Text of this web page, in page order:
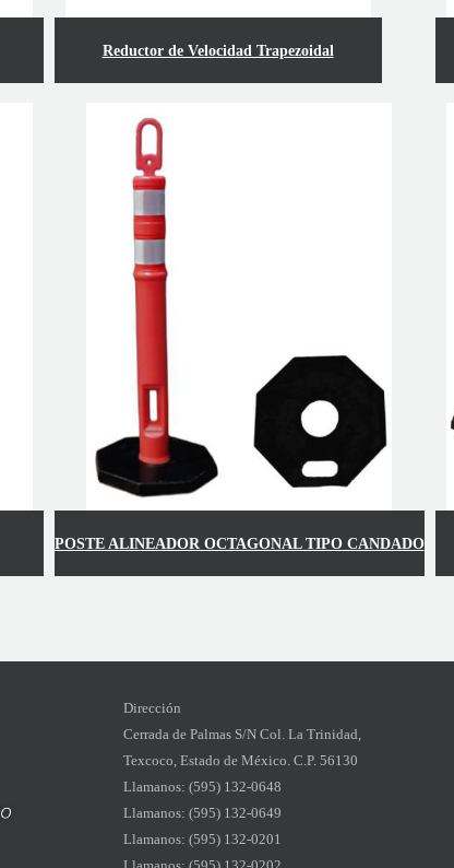
Reductor de Velocidad Trapezoidal
POSTE ALINEADOR OCTAGONAL TIPO CANDADO
Dirección
Cerrada de Palmas S/N Col. La Trinidad,
Texcoco, Estado de México. C.P. 56130
Llamanos: (595) 132-0648
Llamanos: (595) 132-0649
Llamanos: (595) 132-0201